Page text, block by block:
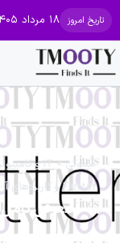
تاریخ امروز ۱۸ مرداد ۱۴۰۵
تیموتی>IT و کامپیوتر >
Flutter و کاربردهای آن در توسعه اپلیکیشن